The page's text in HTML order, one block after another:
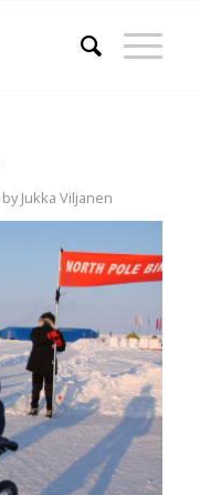
byJukka Viljanen